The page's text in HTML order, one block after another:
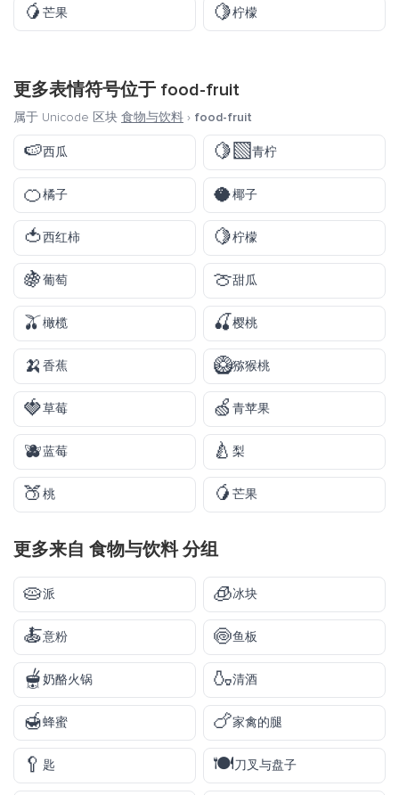
🥭 芒果 🍋柠檬
更多表情符号位于 food-fruit
属于 Unicode 区块 食物与饮料 › food-fruit
🍉西瓜 🍋‍🟩青柠
🍊橘子 🥥椰子
🍅西红柿 🍋柠檬
🍇葡萄 🍈甜瓜
🫒橄榄 🍒 樱桃
🍌 香蕉 🥝猕猴桃
🍓草莓 🍏 青苹果
🫐蓝莓 🍐 梨
🍑桃 🥭 芒果
更多来自 食物与饮料分组
🥧派 🧊冰块
🍝意粉 🍥鱼板
🫕奶酪火锅 🍶清酒
🍯蜂蜜 🍗家禽的腿
🥄 匙 🍽️刀叉与盘子